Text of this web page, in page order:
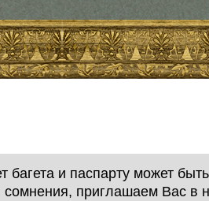
багета и паспарту может
приглашаем Вас в